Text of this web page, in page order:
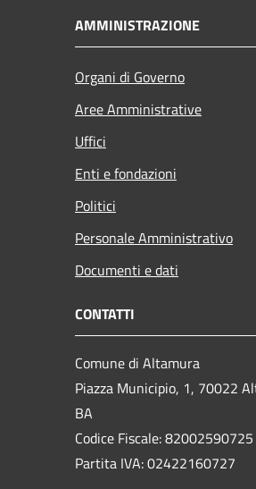
AMMINISTRAZIONE
Organi di Governo
Aree Amministrative
Uffici
Enti e fondazioni
Politici
Personale Amministrativo
Documenti e dati
CONTATTI
Comune di Altamura
Piazza Municipio, 1, 70022
BA
Codice Fiscale: 82002590725
Partita IVA: 02422160727